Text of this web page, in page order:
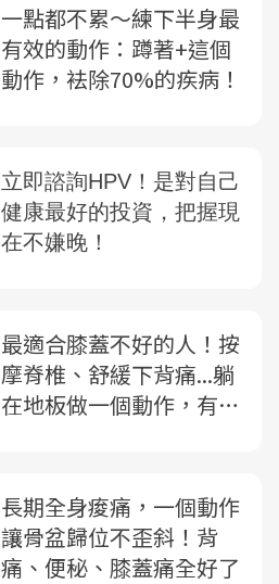
一點都不累～練下半身最
有效的動作：蹲著+這個
動作，袪除70%的疾病！
最適合膝蓋不好的人！按
摩脊椎、舒緩下背痛...躺
在地板做一個動作，有這
長期全身痠痛，一個動作
讓骨盆歸位不歪斜！背
痛、便秘、膝蓋痛全好了